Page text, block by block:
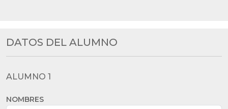
DATOS DEL ALUMNO
ALUMNO 1
NOMBRES